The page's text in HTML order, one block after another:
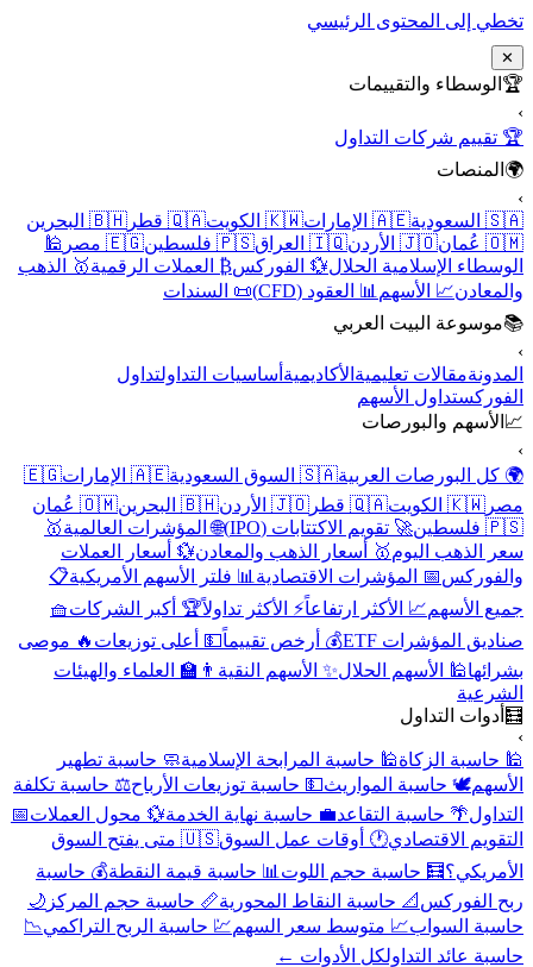
تخطي إلى المحتوى الرئيسي
✕
🏆 الوسطاء والتقييمات
›
🏆 تقييم شركات التداول
🌍 المنصات
›
🇸🇦 السعودية
🇦🇪 الإمارات 🇰🇼 الكويت 🇶🇦 قطر
🇧🇭 البحرين
🇴🇲 عُمان
🇯🇴 الأردن 🇮🇶 العراق 🇵🇸 فلسطين 🇪🇬 مصر
🕌
الوسطاء الإسلامية الحلال💱 الفوركس₿ العملات الرقمية🥇 الذهب
والمعادن📈 الأسهم 📊 العقود (CFD)
📜 السندات
📚موسوعة البيت العربي
›
المدونةمقالات تعليمية الأكاديمية أساسيات التداولتداول
الفوركستداول الأسهم
📈 الأسهم والبورصات
›
🌍 كل البورصات العربية🇸🇦 السوق السعودية 🇦🇪 الإمارات
🇪🇬
مصر 🇰🇼 الكويت 🇶🇦 قطر 🇯🇴 الأردن 🇧🇭 البحرين
🇴🇲 عُمان
🇵🇸 فلسطين
🚀 تقويم الاكتتابات (IPO) 🌐 المؤشرات العالمية🥇
سعر الذهب اليوم🥇 أسعار الذهب والمعادن💱 أسعار العملات
والفوركس📅 المؤشرات الاقتصادية 📊 فلتر الأسهم الأمريكية📋
جميع الأسهم📈 الأكثر ارتفاعاً⚡ الأكثر تداولاً🏆 أكبر الشركات🧺
صناديق المؤشرات ETF
💰 أرخص تقييماً💵 أعلى توزيعات 🔥 موصى
بشرائها🕌 الأسهم الحلال✨ الأسهم النقية 👨‍🏫 العلماء والهيئات
الشرعية
🧮 أدوات التداول
›
🕌 حاسبة الزكاة🕌 حاسبة المرابحة الإسلامية🧼 حاسبة تطهير
الأسهم🕊️ حاسبة المواريث💵 حاسبة توزيعات الأرباح⚖️ حاسبة تكلفة
التداول🌴 حاسبة التقاعد💼 حاسبة نهاية الخدمة💱 محول العملات📅
التقويم الاقتصادي🕐 أوقات عمل السوق
🇺🇸 متى يفتح السوق
الأمريكي؟🧮 حاسبة حجم اللوت 📊 حاسبة قيمة النقطة💰 حاسبة
ربح الفوركس 📐 حاسبة النقاط المحورية📏 حاسبة حجم المركز 🌙
حاسبة السواب📈 متوسط سعر السهم💹 حاسبة الربح التراكمي📉
حاسبة عائد التداولكل الأدوات ←